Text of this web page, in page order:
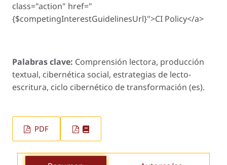
class="action" href="
{$competingInterestGuidelinesUrl}">CI Policy</a>
Palabras clave: Comprensión lectora, producción
textual, cibernética social, estrategias de lecto-
escritura, ciclo cibernético de transformación (es).
PDF